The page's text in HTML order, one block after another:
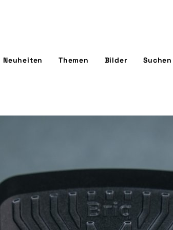
Neuheiten Themen Bilder Suchen